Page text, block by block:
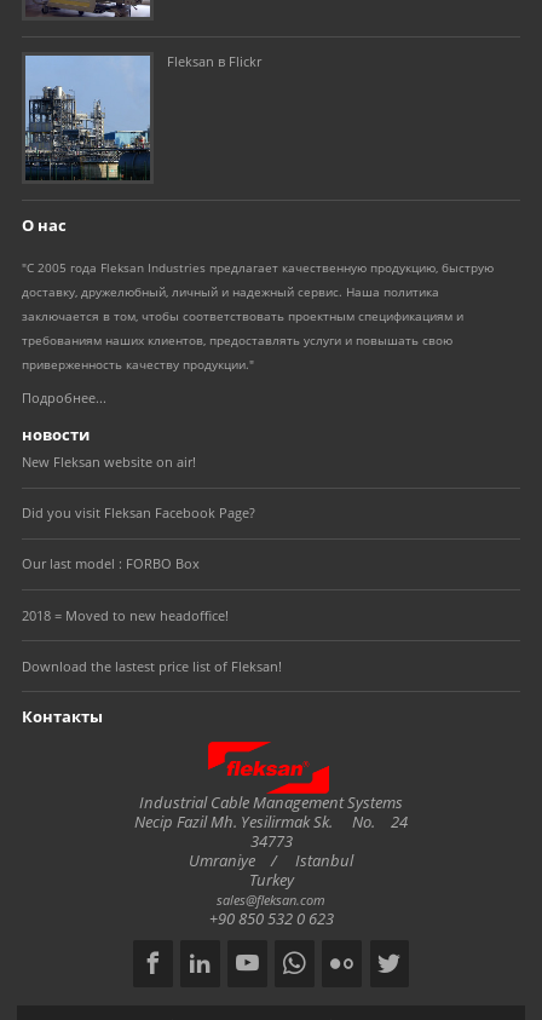
Fleksan в Flickr
О нас
"С 2005 года Fleksan Industries предлагает качественную продукцию, быструю
доставку, дружелюбный, личный и надежный сервис. Наша политика
заключается в том, чтобы соответствовать проектным спецификациям и
требованиям наших клиентов, предоставлять услуги и повышать свою
приверженность качеству продукции."
Подробнее...
новости
New Fleksan website on air!
Did you visit Fleksan Facebook Page?
Our last model : FORBO Box
2018 = Moved to new headoffice!
Download the lastest price list of Fleksan!
Контакты
Industrial Cable Management Systems
Necip Fazil Mh. Yesilirmak Sk.
No.
24
34773
Umraniye
/
Istanbul
Turkey
sales@fleksan.com
+90 850 532 0 623